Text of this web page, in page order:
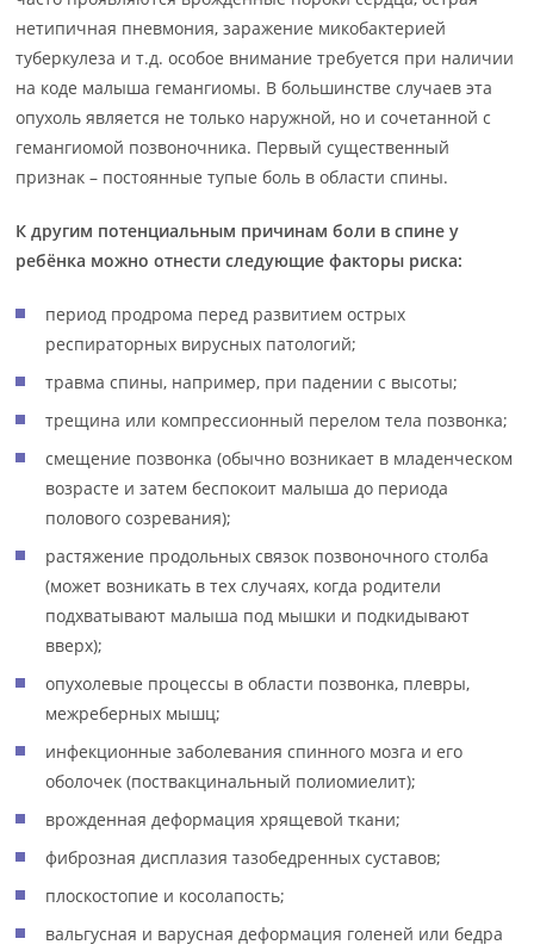
нетипичная пневмония, заражение микобактерией
туберкулеза и т.д. особое внимание требуется при наличии
на коде малыша гемангиомы. В большинстве случаев эта
опухоль является не только наружной, но и сочетанной с
гемангиомой позвоночника. Первый существенный
признак – постоянные тупые боль в области спины.
К другим потенциальным причинам боли в спине у
ребёнка можно отнести следующие факторы риска:
период продрома перед развитием острых
респираторных вирусных патологий;
травма спины, например, при падении с высоты;
трещина или компрессионный перелом тела позвонка;
смещение позвонка (обычно возникает в младенческом
возрасте и затем беспокоит малыша до периода
полового созревания);
растяжение продольных связок позвоночного столба
(может возникать в тех случаях, когда родители
подхватывают малыша под мышки и подкидывают
вверх);
опухолевые процессы в области позвонка, плевры,
межреберных мышц;
инфекционные заболевания спинного мозга и его
оболочек (поствакцинальный полиомиелит);
врожденная деформация хрящевой ткани;
фиброзная дисплазия тазобедренных суставов;
плоскостопие и косолапость;
вальгусная и варусная деформация голеней или бедра